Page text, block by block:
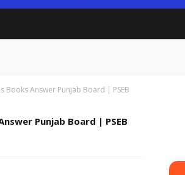
Books Answer Punjab Board | PSEB
Punjab Board | PSEB